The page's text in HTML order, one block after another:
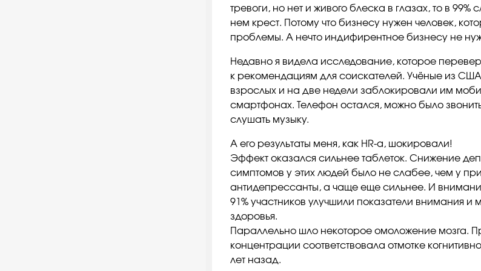
тревоги, но нет и живого блеска в глазах, то в 99%
нем крест. Потому что бизнесу нужен человек,
проблемы. А нечто индифирентное бизнесу не
Недавно я видела исследование, которое
к рекомендациям для соискателей. Учёные из
взрослых и на две недели заблокировали им
смартфонах. Телефон остался, можно было
слушать музыку.
А его результаты меня, как HR-а, шокировали!
Эффект оказался сильнее таблеток. Снижение
симптомов у этих людей было не слабее, чем у
антидепрессанты, а чаще еще сильнее. И
91% участников улучшили показатели внимания и
здоровья.
Параллельно шло некоторое омоложение мозга.
концентрации соответствовала отмотке
лет назад.